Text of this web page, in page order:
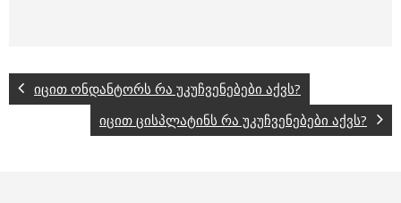
იცით ონდანტორს რა უკუჩვენებები აქვს?
იცით ცისპლატინს რა უკუჩვენებები აქვს?